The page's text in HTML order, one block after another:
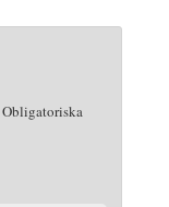
Obligatoriska